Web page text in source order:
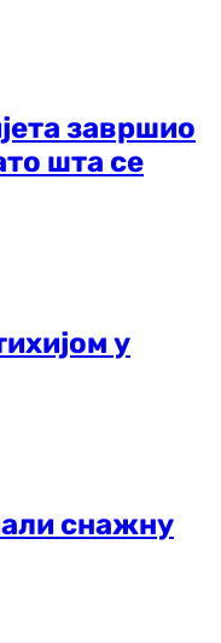
завршио
шта се
у
снажну